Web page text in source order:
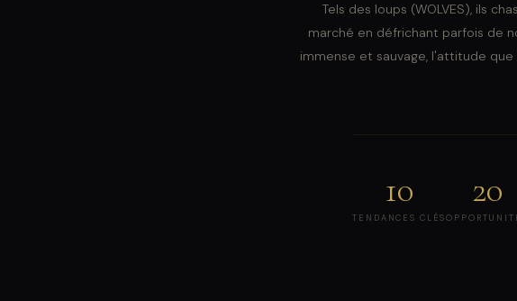
Tels des loups (WOLVES), ils
marché en défrichant parfois de
immense et sauvage, l'attitude
10
TENDANCES CLÉS
20